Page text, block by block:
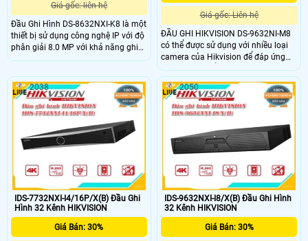
Giá gốc: liên hệ
Đầu Ghi Hình DS-8632NXI-K8 là một
thiết bị sử dụng công nghệ IP với độ
phân giải 8.0 MP với khả năng ghi
hình chất lượng cao, đầu ghi này
thực. Ngoài ra, nó còn được trang bị
các tính năng như hỗ trợ các kênh
vào và ra video, lưu trữ dữ liệu, giao
tiếp mạng và quản lý từ xa
Giá gốc: Liên hệ
ĐẦU GHI HIKVISION DS-9632NI-M8
có thể được sử dụng với nhiều loại
camera của Hikvision để đáp ứng
nhu cầu cụ thể của người dùng
trong các tình huống khác nhau.
Thiết bị phù hợp sử dụng ở cả
không gian trong nhà và ngoài trời
như sảnh công cộng, quảng trường,
sân vận động, nhà ga… nơi có góc
quan sát rộng hơn, sắc nét hơn ,
hình ảnh chi tiết hơn được yêu cầu
IDS-7732NXI-I4/16P/X(B) Đầu Ghi
Hình 32 Kênh HIKVISION
Giá Bán: 30%
2038
IDS-9632NXI-I8/X(B) Đầu Ghi Hình
32 Kênh HIKVISION
Giá Bán: 30%
2050